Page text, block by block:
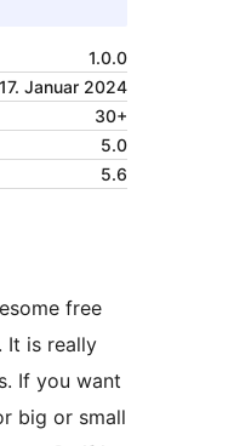
1.0.0
17. Januar 2024
30+
5.0
5.6
free
It is really
If you want
big or small